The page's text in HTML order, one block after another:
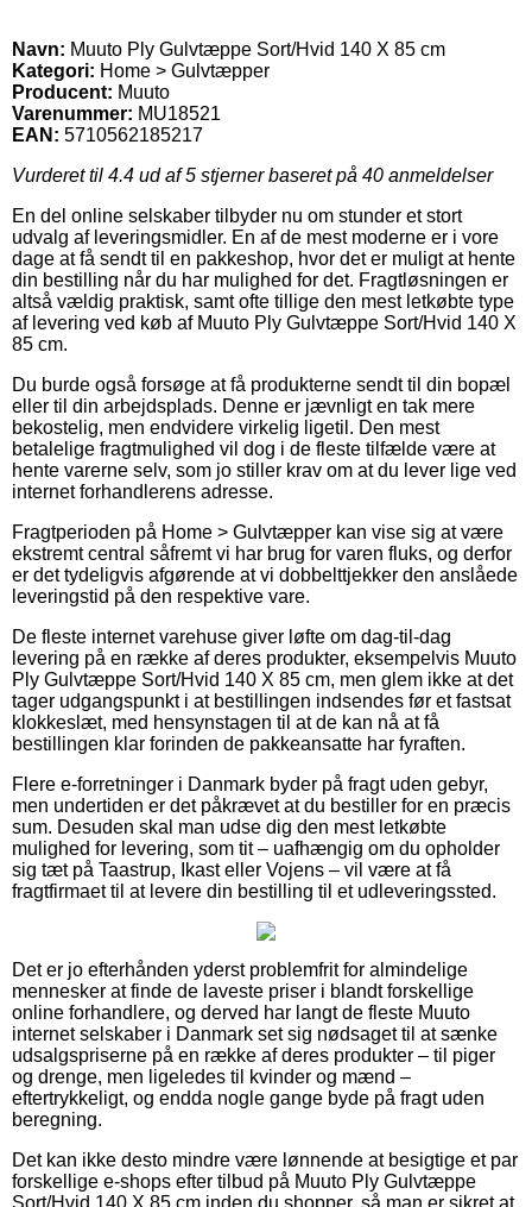
Navn: Muuto Ply Gulvtæppe Sort/Hvid 140 X 85 cm
Kategori: Home > Gulvtæpper
Producent: Muuto
Varenummer: MU18521
EAN: 5710562185217
Vurderet til 4.4 ud af 5 stjerner baseret på 40 anmeldelser
En del online selskaber tilbyder nu om stunder et stort
udvalg af leveringsmidler. En af de mest moderne er i vore
dage at få sendt til en pakkeshop, hvor det er muligt at hente
din bestilling når du har mulighed for det. Fragtløsningen er
altså vældig praktisk, samt ofte tillige den mest letkøbte type
af levering ved køb af Muuto Ply Gulvtæppe Sort/Hvid 140 X
85 cm.
Du burde også forsøge at få produkterne sendt til din bopæl
eller til din arbejdsplads. Denne er jævnligt en tak mere
bekostelig, men endvidere virkelig ligetil. Den mest
betalelige fragtmulighed vil dog i de fleste tilfælde være at
hente varerne selv, som jo stiller krav om at du lever lige ved
internet forhandlerens adresse.
Fragtperioden på Home > Gulvtæpper kan vise sig at være
ekstremt central såfremt vi har brug for varen fluks, og derfor
er det tydeligvis afgørende at vi dobbelttjekker den anslåede
leveringstid på den respektive vare.
De fleste internet varehuse giver løfte om dag-til-dag
levering på en række af deres produkter, eksempelvis Muuto
Ply Gulvtæppe Sort/Hvid 140 X 85 cm, men glem ikke at det
tager udgangspunkt i at bestillingen indsendes før et fastsat
klokkeslæt, med hensynstagen til at de kan nå at få
bestillingen klar forinden de pakkeansatte har fyraften.
Flere e-forretninger i Danmark byder på fragt uden gebyr,
men undertiden er det påkrævet at du bestiller for en præcis
sum. Desuden skal man udse dig den mest letkøbte
mulighed for levering, som tit – uafhængig om du opholder
sig tæt på Taastrup, Ikast eller Vojens – vil være at få
fragtfirmaet til at levere din bestilling til et udleveringssted.
Det er jo efterhånden yderst problemfrit for almindelige
mennesker at finde de laveste priser i blandt forskellige
online forhandlere, og derved har langt de fleste Muuto
internet selskaber i Danmark set sig nødsaget til at sænke
udsalgspriserne på en række af deres produkter – til piger
og drenge, men ligeledes til kvinder og mænd –
eftertrykkeligt, og endda nogle gange byde på fragt uden
beregning.
Det kan ikke desto mindre være lønnende at besigtige et par
forskellige e-shops efter tilbud på Muuto Ply Gulvtæppe
Sort/Hvid 140 X 85 cm inden du shopper, så man er sikret at